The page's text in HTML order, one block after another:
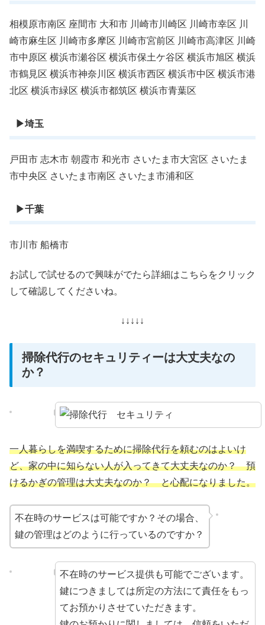
相模原市南区 座間市 大和市 川崎市川崎区 川崎市幸区 川
崎市麻生区 川崎市多摩区 川崎市宮前区 川崎市高津区 川崎
市中原区 横浜市瀬谷区 横浜市保土ケ谷区 横浜市旭区 横浜
市鶴見区 横浜市神奈川区 横浜市西区 横浜市中区 横浜市港
北区 横浜市緑区 横浜市都筑区 横浜市青葉区
▶︎埼玉
戸田市 志木市 朝霞市 和光市 さいたま市大宮区 さいたま
市中央区 さいたま市南区 さいたま市浦和区
▶︎千葉
市川市 船橋市
お試しで試せるので興味がでたら詳細はこちらをクリック
して確認してくださいね。
↓↓↓↓↓
掃除代行のセキュリティーは大丈夫なの
か？
一人暮らしを満喫するために掃除代行を頼むのはよいけ
ど、家の中に知らない人が入ってきて大丈夫なのか？ 預
けるかぎの管理は大丈夫なのか？ と心配になりました。
不在時のサービスは可能ですか？その場合、
鍵の管理はどのように行っているのですか？
不在時のサービス提供も可能でございます。
鍵につきましては所定の方法にて責任をもっ
てお預かりさせていただきます。